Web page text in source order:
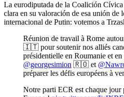
La eurodiputada de la Coalición
clara en su valoración de esa unión de
internacional de Putin: votemos a
Réunion de travail à Rome
🇮🇹 pour soutenir nos alliés
présidentielle en Roumanie et
@georgesimion 🇷🇴 et
préparer les défis européens à
Notre parti ECR est chaque jour